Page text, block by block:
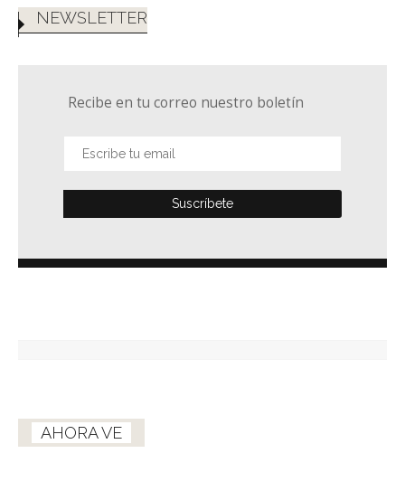
NEWSLETTER
Recibe en tu correo nuestro boletín
AHORA VE